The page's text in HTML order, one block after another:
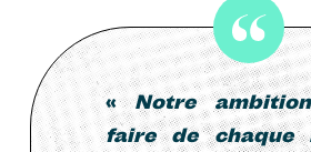
«Notre
faire de chaque